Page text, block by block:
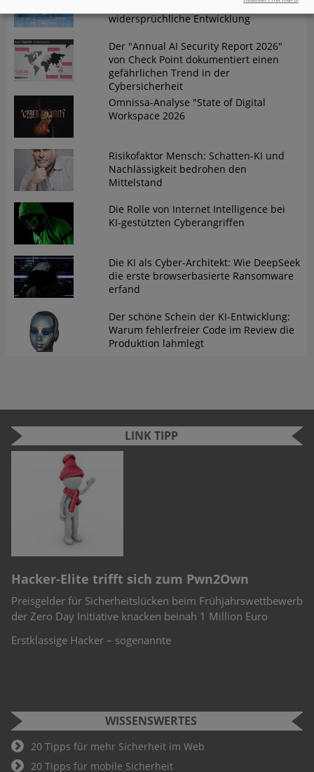
TrendAI (Trend Micro) zeigt eine
widersprüchliche Entwicklung
Der "Annual AI Security Report 2026"
von Check Point dokumentiert einen
gefährlichen Trend in der
Cybersicherheit
Omnissa-Analyse "State of Digital
Workspace 2026
Risikofaktor Mensch: Schatten-KI und
Nachlässigkeit bedrohen den
Mittelstand
Die Rolle von Internet Intelligence bei
KI-gestützten Cyberangriffen
Die KI als Cyber-Architekt: Wie DeepSeek
die erste browserbasierte Ransomware
erfand
Der schöne Schein der KI-Entwicklung:
Warum fehlerfreier Code im Review die
Produktion lahmlegt
LINK TIPP
Hacker-Elite trifft sich zum Pwn2Own
Preisgelder für Sicherheitslücken beim Frühjahrswettbewerb
der Zero Day Initiative knacken beinah 1 Million Euro
Erstklassige Hacker – sogenannte
WISSENSWERTES
20 Tipps für mehr Sicherheit im Web
20 Tipps für mobile Sicherheit